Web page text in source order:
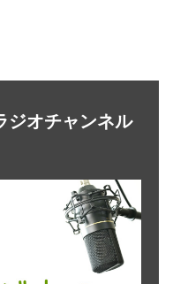
ジオチャンネル